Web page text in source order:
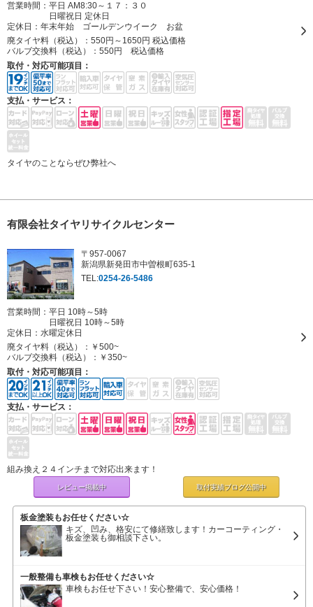
営業時間：平日 AM8:30～１７：３０
日曜祝日 定休日
定休日： 年末年始 ゴールデンウイーク お盆
廃タイヤ料（税込）： 550円～1650円 税込価格
バルブ交換料（税込）： 550円 税込価格
取付・対応可能項目：
支払・サービス：
タイヤのことならぜひ弊社へ
有限会社タイヤリサイクルセンター
〒957-0067
新潟県新発田市中曽根町635-1
TEL:0254-26-5486
営業時間：平日 10時～5時
日曜祝日 10時～5時
定休日： 水曜定休日
廃タイヤ料（税込）： ￥500~
バルブ交換料（税込）： ￥350~
取付・対応可能項目：
支払・サービス：
組み換え２４インチまで対応出来ます！
レビュー掲載中 取付実績ブログ公開中
板金塗装もお任せください☆
キズ、凹み、格安にて修繕致します！カーコーティング・
板金塗装も御相談下さい。
一般整備も車検もお任せください☆
車検もお任せ下さい！安心整備で、安心価格！